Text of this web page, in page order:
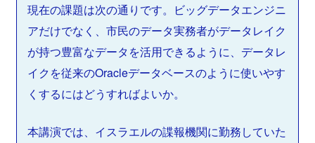
現在の課題は次の通りです。ビッグデータエンジニ
アだけでなく、市民のデータ実務者がデータレイク
が持つ豊富なデータを活用できるように、データレ
イクを従来のOracleデータベースのように使いやす
くするにはどうすればよいか。
本講演では、イスラエルの諜報機関に勤務していた